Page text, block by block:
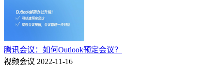
腾讯会议：如何Outlook预定会议？
视频会议 2022-11-16